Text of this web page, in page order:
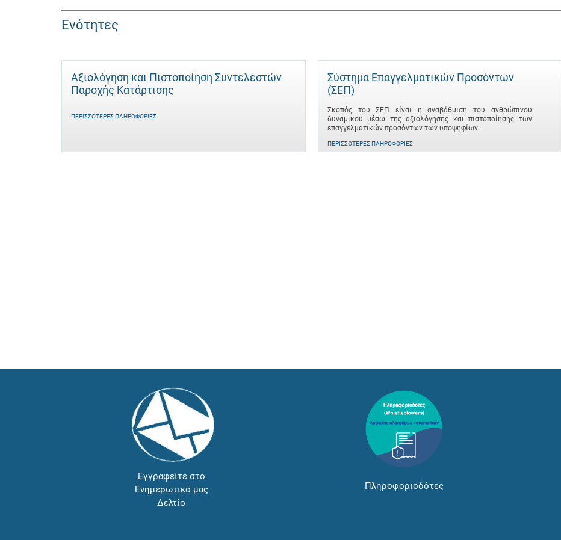
Ενότητες
Αξιολόγηση και Πιστοποίηση Συντελεστών
Παροχής Κατάρτισης
ΠΕΡΙΣΣΌΤΕΡΕΣ ΠΛΗΡΟΦΟΡΊΕΣ
Σύστημα Επαγγελματικών Προσόντων
(ΣΕΠ)
Σκοπός του ΣΕΠ είναι η αναβάθμιση του ανθρώπινου
δυναμικού μέσω της αξιολόγησης και πιστοποίησης των
επαγγελματικών προσόντων των υποψηφίων.
ΠΕΡΙΣΣΌΤΕΡΕΣ ΠΛΗΡΟΦΟΡΊΕΣ
Εγγραφείτε στο
Ενημερωτικό μας
Δελτίο
Πληροφοριοδότες